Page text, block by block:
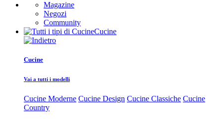
Magazine
Negozi
Community
Cucine
Cucine
Vai a tutti i modelli
Cucine Moderne Cucine Design Cucine Classiche Cucine
Country